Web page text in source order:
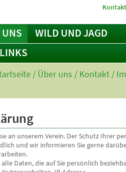
UNS
WILD UND JAGD
LINKS
/ Über uns / Kontakt /
an unserem Verein. Der Schutz Ihrer
und wir informieren Sie gerne
Daten, die auf Sie persönlich